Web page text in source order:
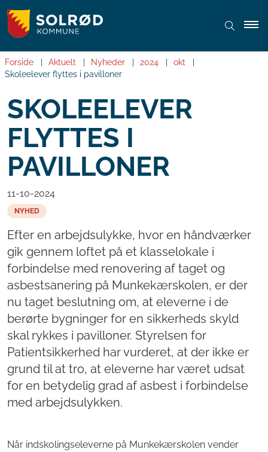
Forside Aktuelt Nyheder 2024
okt
Skoleelever flyttes i pavilloner
SKOLEELEVER
FLYTTES I
PAVILLONER
11-10-2024
NYHED
Efter en arbejdsulykke, hvor en håndværker
gik gennem loftet på et klasselokale i
forbindelse med renovering af taget og
asbestsanering på Munkekærskolen, er der
nu taget beslutning om, at eleverne i de
berørte bygninger for en sikkerheds skyld
skal rykkes i pavilloner. Styrelsen for
Patientsikkerhed har vurderet, at der ikke er
grund til at tro, at eleverne har været udsat
for en betydelig grad af asbest i forbindelse
med arbejdsulykken.
Når indskolingseleverne på Munkekærskolen vender